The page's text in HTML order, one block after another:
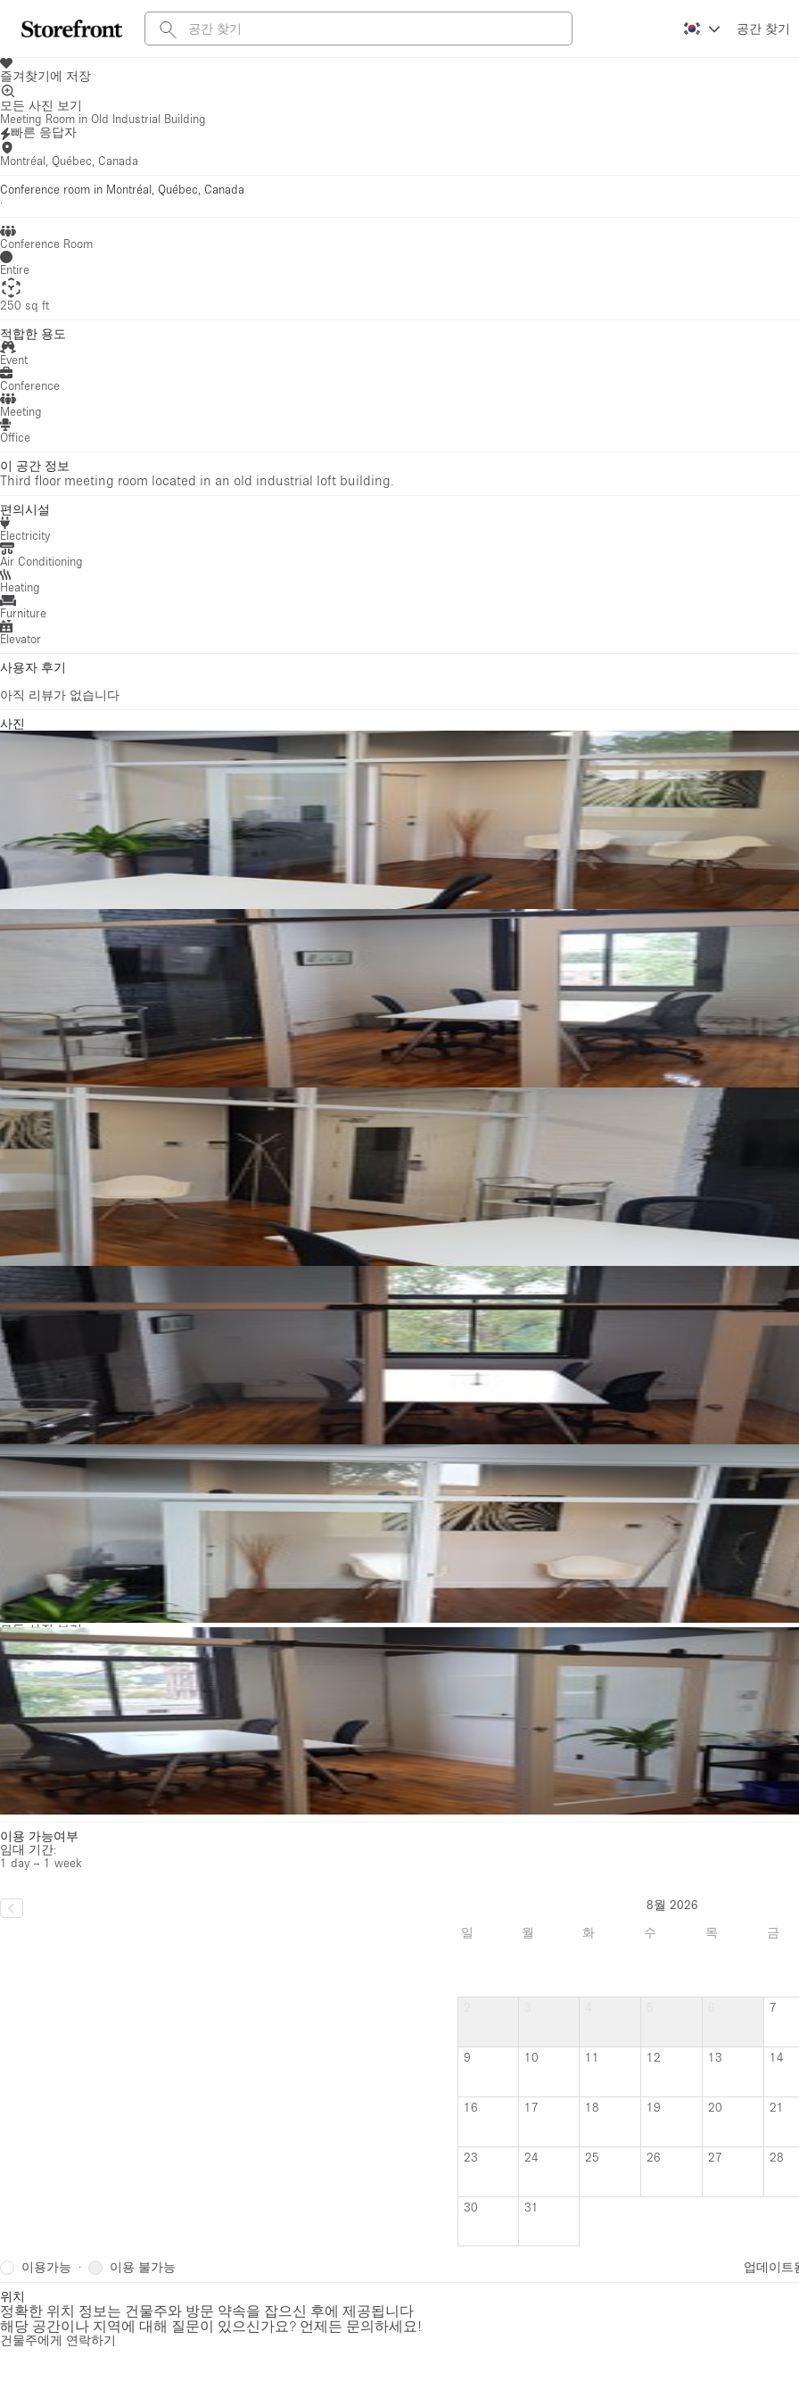
공간 찾기
즐겨찾기에 저장
모든 사진 보기
Meeting Room in Old Industrial Building
빠른 응답자
Montréal, Québec, Canada
Conference room in Montréal, Québec, Canada
·
Conference Room
Entire
250 sq ft
적합한 용도
Event
Conference
Meeting
Office
이 공간 정보
Third floor meeting room located in an old industrial loft building.
편의시설
Electricity
Air Conditioning
Heating
Furniture
Elevator
사용자 후기
아직 리뷰가 없습니다
사진
모든 사진 보기
이용 가능여부
임대 기간:
1 day – 1 week
8월 2026
일
월 화 수 목 금
7
9 10 11 12 13 14
16 17 18 19 20 21
23 24 25 26 27 28
30 31
이용가능 · 이용 불가능 업데이트
위치
정확한 위치 정보는 건물주와 방문 약속을 잡으신 후에 제공됩니다
해당 공간이나 지역에 대해 질문이 있으신가요? 언제든 문의하세요!
건물주에게 연락하기